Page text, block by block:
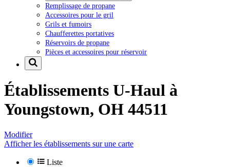
Remplissage de propane
Accessoires pour le gril
Grils et fumoirs
Chaufferettes portatives
Réservoirs de propane
Pièces et accessoires pour réservoir
Établissements U-Haul à
Youngstown, OH 44511
Modifier
Afficher les établissements sur une carte
Liste